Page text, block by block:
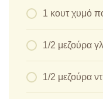
1 κουτ χυμό
1/2 μεζούρα
1/2 μεζούρα